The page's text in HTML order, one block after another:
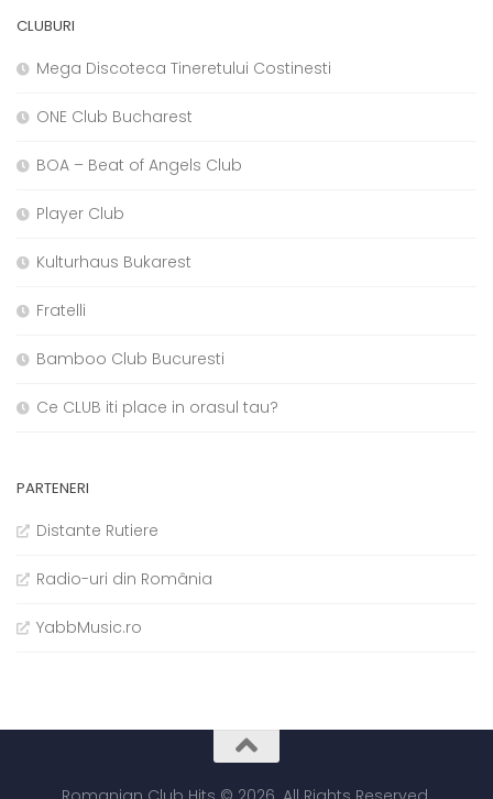
CLUBURI
Mega Discoteca Tineretului Costinesti
ONE Club Bucharest
BOA – Beat of Angels Club
Player Club
Kulturhaus Bukarest
Fratelli
Bamboo Club Bucuresti
Ce CLUB iti place in orasul tau?
PARTENERI
Distante Rutiere
Radio-uri din România
YabbMusic.ro